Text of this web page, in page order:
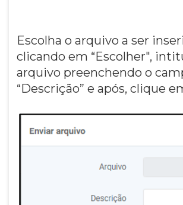
Escolha o arquivo a ser
clicando em “Escolher",
arquivo preenchendo o
“Descrição” e após, clique